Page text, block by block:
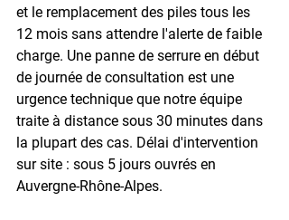
et le remplacement des piles tous les
12 mois sans attendre l'alerte de faible
charge. Une panne de serrure en début
de journée de consultation est une
urgence technique que notre équipe
traite à distance sous 30 minutes dans
la plupart des cas. Délai d'intervention
sur site : sous 5 jours ouvrés en
Auvergne-Rhône-Alpes.